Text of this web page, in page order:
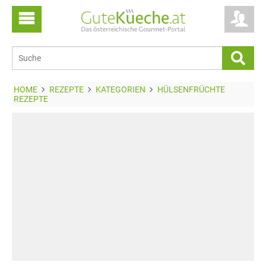
HOME REZEPTE KATEGORIEN
HÜLSENFRÜCHTE
REZEPTE